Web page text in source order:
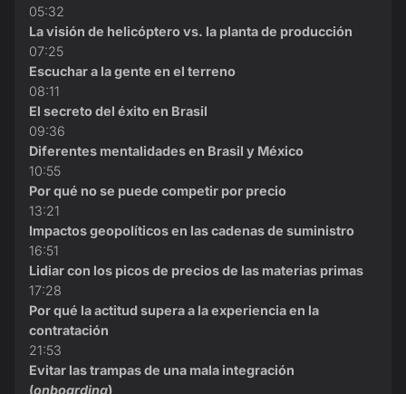
05:32
La visión de helicóptero vs. la planta de producción
07:25
Escuchar a la gente en el terreno
08:11
El secreto del éxito en Brasil
09:36
Diferentes mentalidades en Brasil y México
10:55
Por qué no se puede competir por precio
13:21
Impactos geopolíticos en las cadenas de suministro
16:51
Lidiar con los picos de precios de las materias primas
17:28
Por qué la actitud supera a la experiencia en la
contratación
21:53
Evitar las trampas de una mala integración
(onboarding)